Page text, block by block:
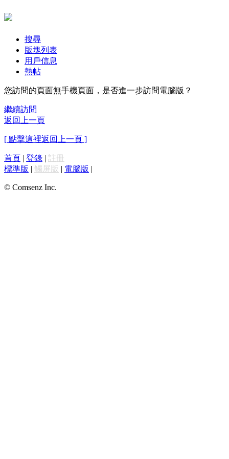
搜尋
版塊列表
用戶信息
熱帖
您訪問的頁面無手機頁面，是否進一步訪問電腦版？
繼續訪問
返回上一頁
[ 點擊這裡返回上一頁 ]
首頁 | 登錄 | 註冊
標準版 | 觸屏版 | 電腦版 |
© Comsenz Inc.